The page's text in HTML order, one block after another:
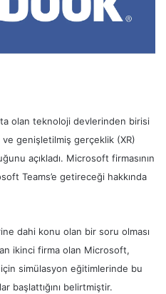
olan teknoloji devlerinden birisi
genişletilmiş gerçeklik (XR)
açıkladı. Microsoft firmasının
Teams’e getireceği hakkında
dahi konu olan bir soru olması
ikinci firma olan Microsoft,
simülasyon eğitimlerinde bu
başlattığını belirtmiştir.